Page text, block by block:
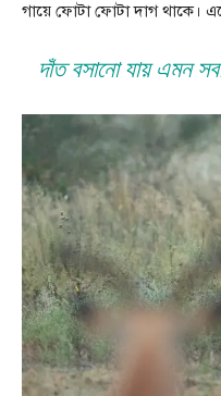
গায়ে ফোটা ফোটা দাগ থাকে।
দাঁত বসানো যায় এমন